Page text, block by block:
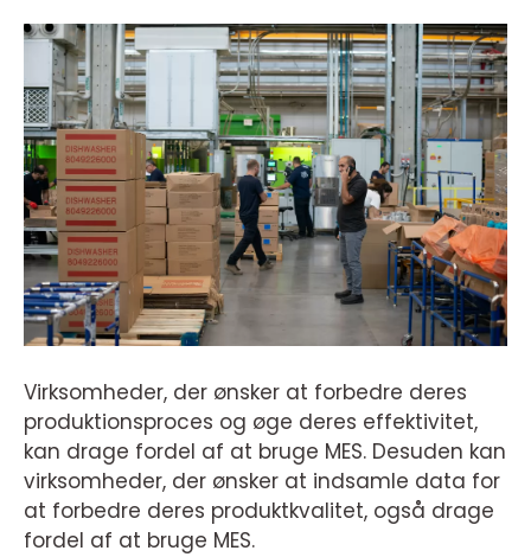
Virksomheder, der ønsker at forbedre deres
produktionsproces og øge deres effektivitet,
kan drage fordel af at bruge MES. Desuden kan
virksomheder, der ønsker at indsamle data for
at forbedre deres produktkvalitet, også drage
fordel af at bruge MES.